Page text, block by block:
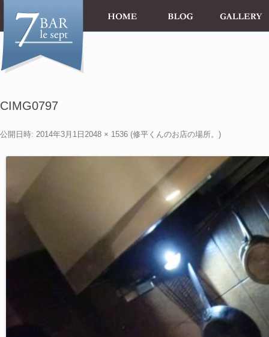
CIMG0797
公開日時: 2014年3月1日 2048 × 1536 (修平くんのお店の場所。 )